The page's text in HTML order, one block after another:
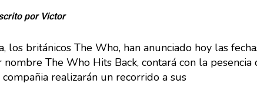
por Victor
los británicos The Who, han anunciado hoy las
The Who Hits Back, contará con la
realizarán un recorrido a sus